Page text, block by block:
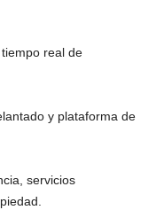
real de
y plataforma de
servicios